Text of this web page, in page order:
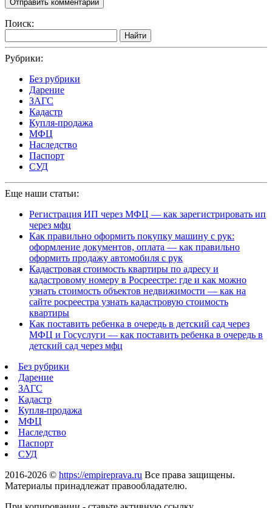
Поиск:
Найти
Рубрики:
Без рубрики
Дарение
ЗАГС
Кадастр
Купля-продажа
МФЦ
Наследство
Паспорт
СУД
Еще наши статьи:
Регистрация ИП через МФЦ — как зарегистрировать ип
через мфц
Как правильно оформить покупку машину с рук:
оформление документов, оплата — как правильно
оформить продажу автомобиля с рук
Кадастровая стоимость квартиры по адресу и
кадастровому номеру в Росреестре: где и как можно
узнать стоимость объектов недвижимости — как на
сайте росреестра узнать кадастровую стоимость
квартиры
Как поставить ребенка в очередь в детский сад через
МФЦ и Госуслуги — как поставить ребенка в очередь в
детский сад через мфц
Без рубрики
Дарение
ЗАГС
Кадастр
Купля-продажа
МФЦ
Наследство
Паспорт
СУД
2016-2026 © https://empireprava.ru Все права защищены.
Материалы принадлежат правообладателю.